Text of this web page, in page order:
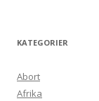
KATEGORIER
Abort
Afrika